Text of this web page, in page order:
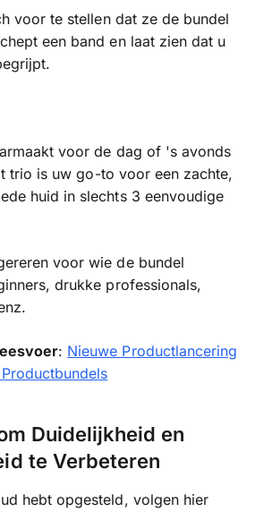
voor te stellen dat ze de bundel
een band en laat zien dat u
voor de dag of 's avonds
trio is uw go-to voor een zachte,
huid in slechts 3 eenvoudige
voor wie de bundel
drukke professionals,
: Nieuwe Productlancering
Duidelijkheid en
te Verbeteren
hebt opgesteld, volgen hier